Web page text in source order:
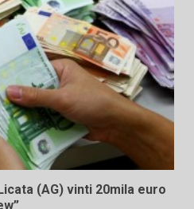
(AG) vinti 20mila euro